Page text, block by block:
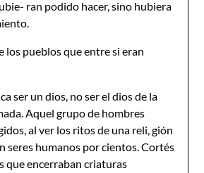
ran podido hacer, sino hubiera
los pueblos que entre si eran
ser un dios, no ser el dios de la
Aquel grupo de hombres
al ver los ritos de una reli, gión
seres humanos por cientos. Cortés
que encerraban criaturas